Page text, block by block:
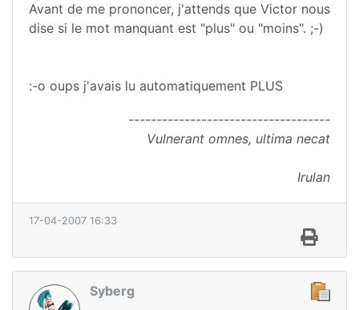
Avant de me prononcer, j'attends que Victor nous
dise si le mot manquant est "plus" ou "moins". ;-)
:-o oups j'avais lu automatiquement PLUS
------------------------------------
Vulnerant omnes, ultima necat
Irulan
17-04-2007 16:33
Syberg